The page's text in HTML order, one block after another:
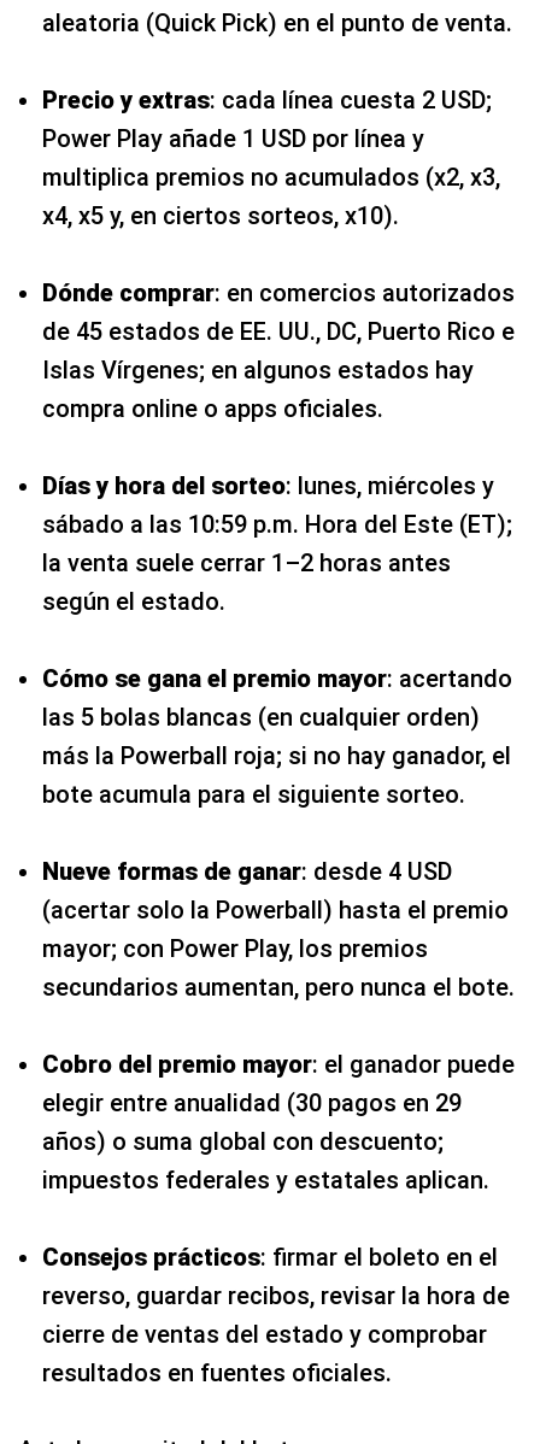
aleatoria (Quick Pick) en el punto de venta.
Precio y extras: cada línea cuesta 2 USD;
Power Play añade 1 USD por línea y
multiplica premios no acumulados (x2, x3,
x4, x5 y, en ciertos sorteos, x10).
Dónde comprar: en comercios autorizados
de 45 estados de EE. UU., DC, Puerto Rico e
Islas Vírgenes; en algunos estados hay
compra online o apps oficiales.
Días y hora del sorteo: lunes, miércoles y
sábado a las 10:59 p.m. Hora del Este (ET);
la venta suele cerrar 1–2 horas antes
según el estado.
Cómo se gana el premio mayor: acertando
las 5 bolas blancas (en cualquier orden)
más la Powerball roja; si no hay ganador, el
bote acumula para el siguiente sorteo.
Nueve formas de ganar: desde 4 USD
(acertar solo la Powerball) hasta el premio
mayor; con Power Play, los premios
secundarios aumentan, pero nunca el bote.
Cobro del premio mayor: el ganador puede
elegir entre anualidad (30 pagos en 29
años) o suma global con descuento;
impuestos federales y estatales aplican.
Consejos prácticos: firmar el boleto en el
reverso, guardar recibos, revisar la hora de
cierre de ventas del estado y comprobar
resultados en fuentes oficiales.